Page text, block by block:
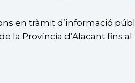
en tràmit d’informació
la Província d’Alacant fins